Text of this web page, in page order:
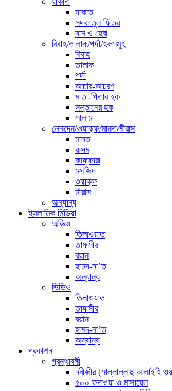
যাকাত
সদকাতুল ফিতর
দান ও হেবা
বিবাহ/তালাক/পর্দা/হকসমূহ
বিবাহ
তালাক
পর্দা
আচার-আচরণ
মাতা-পিতার হক
সন্তানের হক
সালাম
লেনদেন/ওয়াক্ফ/মানত/মীরাস
মানত
কসম
কাফ্ফারা
মসজিদ
ওয়াক্ফ
মীরাস
অন্যান্য
ইসলামিক মিডিয়া
অডিও
তিলাওয়াত
তাফসীর
বয়ান
হামদ-না’ত
অন্যান্য
ভিডিও
তিলাওয়াত
তাফসীর
বয়ান
হামদ-না’ত
অন্যান্য
প্রকাশনা
গ্রন্থাবলী
নবীজীর (সাল্লাল্লাহু আলাইহি
৫০০ ফতওয়া ও মাসায়েল